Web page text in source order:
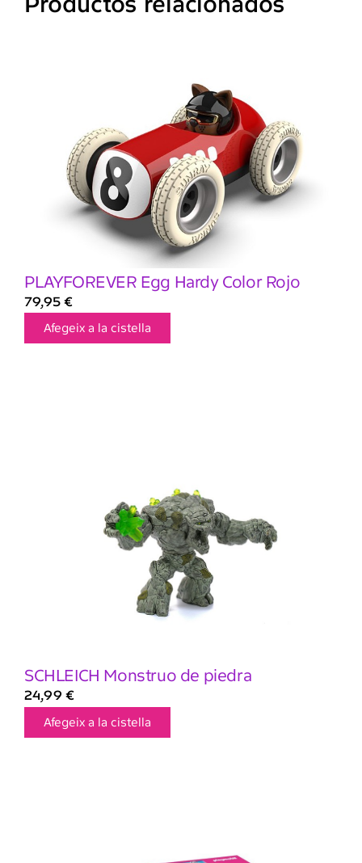
PLAYFOREVER Egg Hardy Color Rojo
79,95 €
Afegeix a la cistella
SCHLEICH Monstruo de piedra
24,99 €
Afegeix a la cistella